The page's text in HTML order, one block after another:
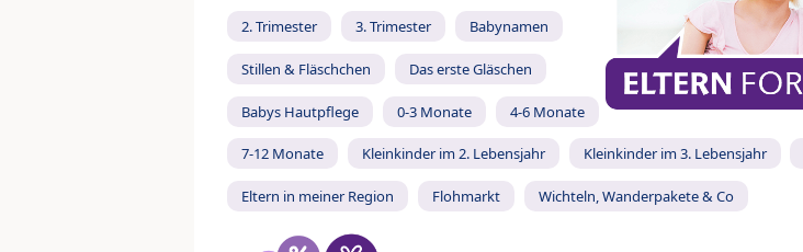
2. Trimester 3. Trimester Babynamen
Stillen & Fläschchen Das erste Gläschen
Babys Hautpflege 0-3 Monate 4-6 Monate
7-12 Monate Kleinkinder im 2. Lebensjahr Kleinkinder im 3. Lebensjahr
Eltern in meiner Region Flohmarkt Wichteln, Wanderpakete & Co